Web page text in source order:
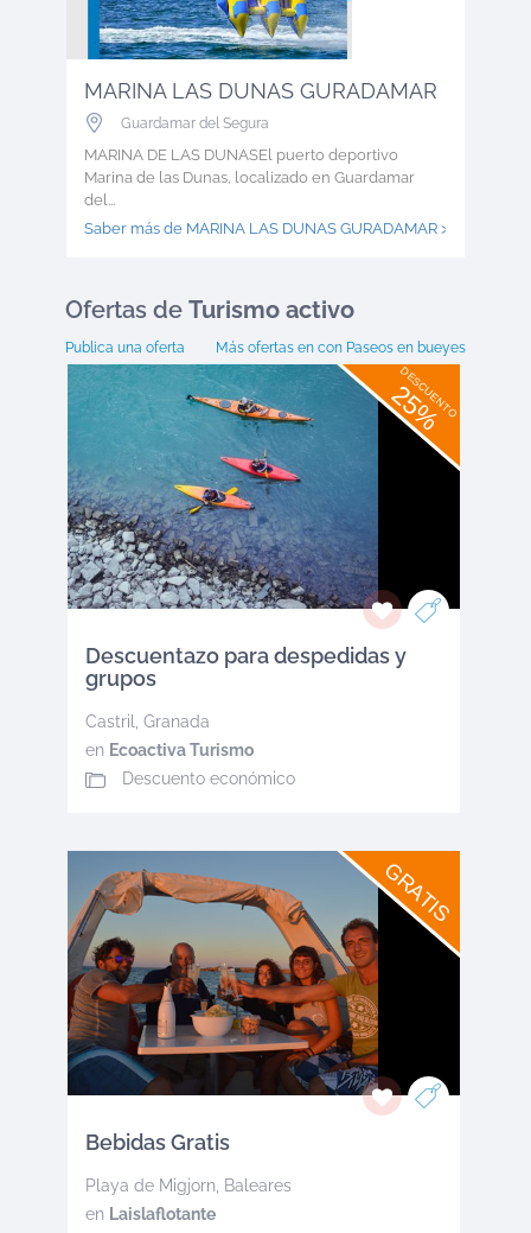
MARINA LAS DUNAS GURADAMAR
Guardamar del Segura
MARINA DE LAS DUNASEl puerto deportivo
Marina de las Dunas, localizado en Guardamar
del...
Saber más de MARINA LAS DUNAS GURADAMAR >
Ofertas de Turismo activo
Publica una oferta Más ofertas en con Paseos en bueyes
DESCUENTO
25%
Descuentazo para despedidas y
grupos
Castril, Granada
en Ecoactiva Turismo
Descuento económico
GRATIS
Bebidas Gratis
Playa de Migjorn
Baleares
en Laislaflotante